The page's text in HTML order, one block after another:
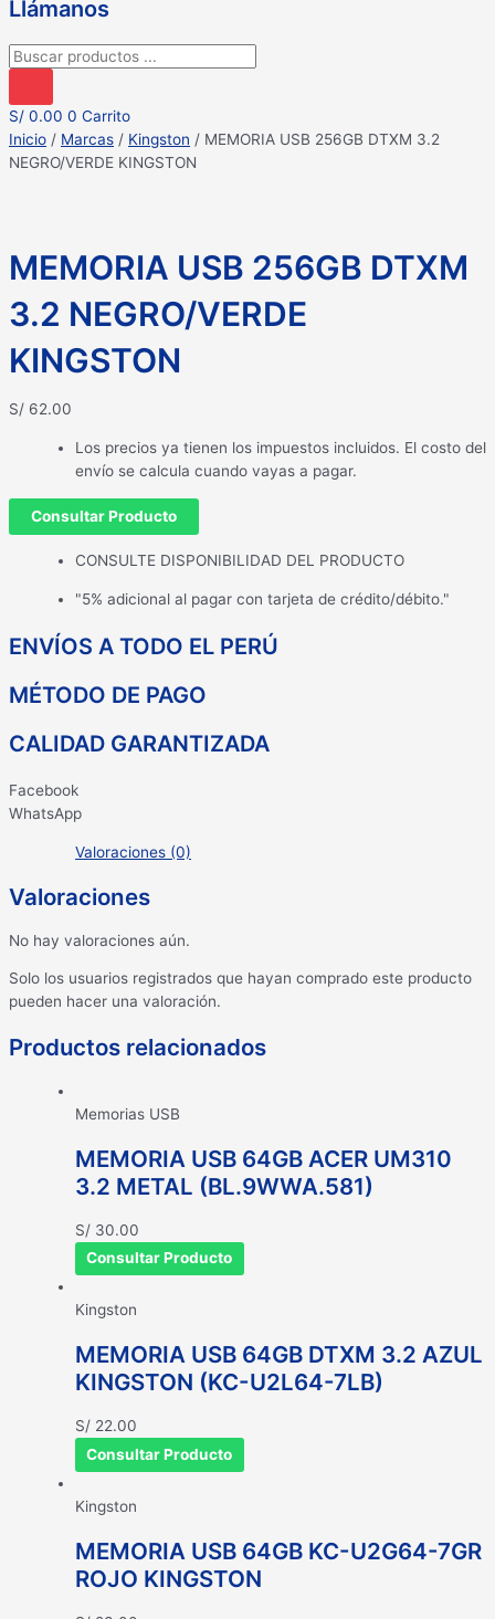
Llámanos
Búsqueda
productos
S/ 0.00 0 Carrito
Inicio / Marcas / Kingston / MEMORIA USB 256GB DTXM 3.2
NEGRO/VERDE KINGSTON
MEMORIA USB 256GB DTXM
3.2 NEGRO/VERDE
KINGSTON
S/ 62.00
Los precios ya tienen los impuestos incluidos. El costo del
envío se calcula cuando vayas a pagar.
Consultar Producto
CONSULTE DISPONIBILIDAD DEL PRODUCTO
"5% adicional al pagar con tarjeta de crédito/débito."
ENVÍOS A TODO EL PERÚ
MÉTODO DE PAGO
CALIDAD GARANTIZADA
Facebook
WhatsApp
Valoraciones (0)
Valoraciones
No hay valoraciones aún.
Solo los usuarios registrados que hayan comprado este producto
pueden hacer una valoración.
Productos relacionados
Memorias USB
MEMORIA USB 64GB ACER UM310
3.2 METAL (BL.9WWA.581)
S/ 30.00
Consultar Producto
Kingston
MEMORIA USB 64GB DTXM 3.2 AZUL
KINGSTON (KC-U2L64-7LB)
S/ 22.00
Consultar Producto
Kingston
MEMORIA USB 64GB KC-U2G64-7GR
ROJO KINGSTON